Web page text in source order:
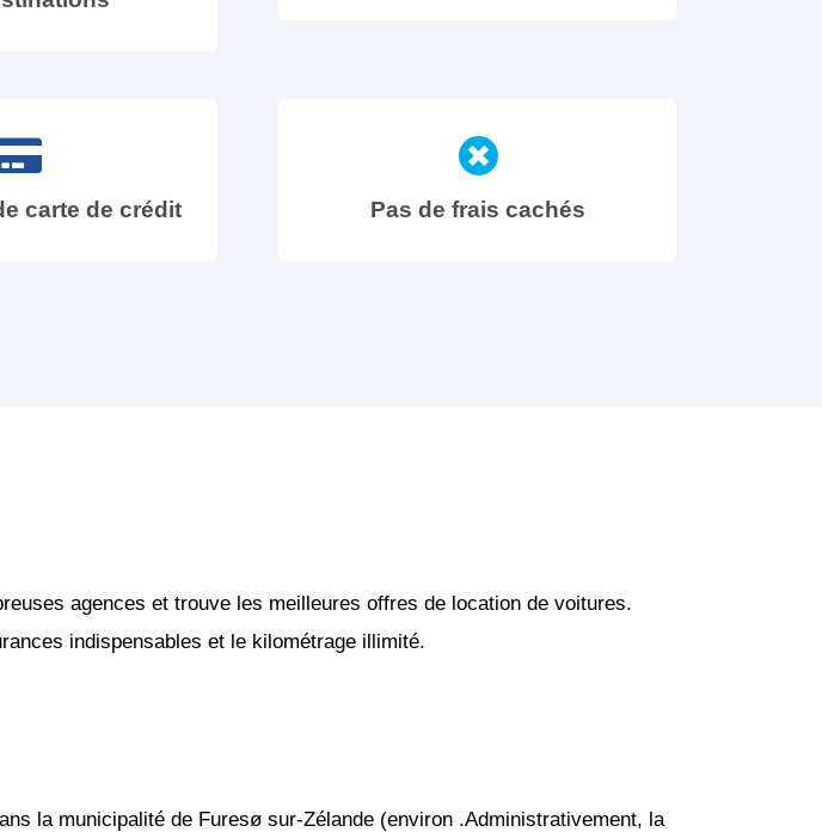
carte de crédit Pas de frais cachés
agences et trouve les meilleures offres de location de voitures.
indispensables et le kilométrage illimité.
la municipalité de Furesø sur-Zélande (environ .Administrativement, la